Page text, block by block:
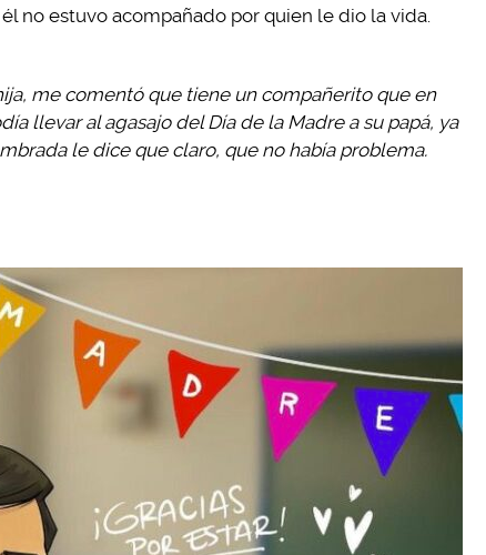
no estuvo acompañado por quien le dio la vida.
me comentó que tiene un compañerito que en
llevar al agasajo del Día de la Madre a su papá, ya
le dice que claro, que no había problema.